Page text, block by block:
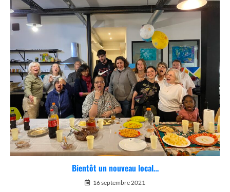
Bientôt un nouveau local…
16 septembre 2021